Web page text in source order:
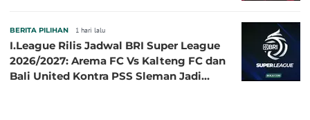
BERITA PILIHAN 1 hari lalu
I.League Rilis Jadwal BRI Super League
2026/2027: Arema FC Vs Kalteng FC dan
Bali United Kontra PSS Sleman Jadi